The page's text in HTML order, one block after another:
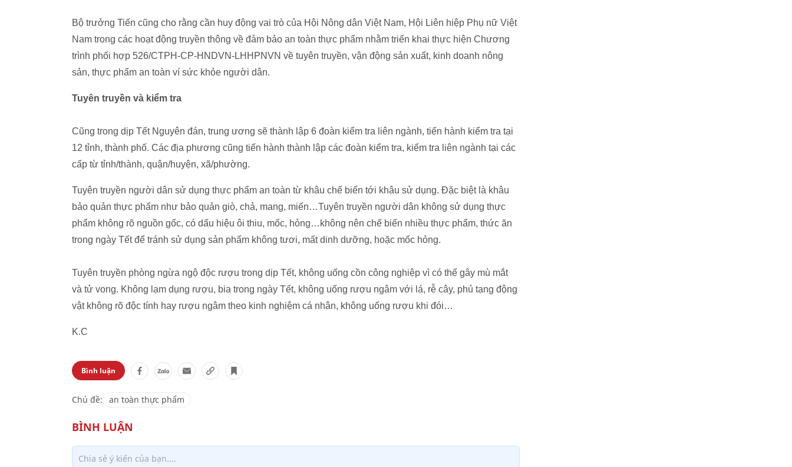
Bộ trưởng Tiến cũng cho rằng cần huy động vai trò của Hội Nông dân Việt Nam, Hội Liên hiệp Phụ nữ Việt
Nam trong các hoạt động truyền thông về đảm bảo an toàn thực phẩm nhằm triển khai thực hiện Chương
trình phối hợp 526/CTPH-CP-HNDVN-LHHPNVN về tuyên truyền, vận động sản xuất, kinh doanh nông
sản, thực phẩm an toàn ví sức khỏe người dân.
Tuyên truyền và kiểm tra
Cũng trong dịp Tết Nguyên đán, trung ương sẽ thành lập 6 đoàn kiểm tra liên ngành, tiến hành kiểm tra tại
12 tỉnh, thành phố. Các địa phương cũng tiến hành thành lập các đoàn kiểm tra, kiểm tra liên ngành tại các
cấp từ tỉnh/thành, quận/huyện, xã/phường.
Tuyên truyền người dân sử dụng thực phẩm an toàn từ khâu chế biến tới khâu sử dụng. Đặc biệt là khâu
bảo quản thực phẩm như bảo quản giò, chả, mang, miến…Tuyên truyền người dân không sử dụng thực
phẩm không rõ nguồn gốc, có dấu hiệu ôi thiu, mốc, hỏng…không nên chế biến nhiều thực phẩm, thức ăn
trong ngày Tết để tránh sử dụng sản phẩm không tươi, mất dinh dưỡng, hoặc mốc hỏng.
Tuyên truyền phòng ngừa ngộ độc rượu trong dịp Tết, không uống cồn công nghiệp vì có thể gây mù mắt
và tử vong. Không lạm dụng rượu, bia trong ngày Tết, không uống rượu ngâm với lá, rễ cây, phủ tạng động
vật không rõ độc tính hay rượu ngâm theo kinh nghiệm cá nhân, không uống rượu khi đói…
K.C
Bình luận
Chủ đề: an toàn thực phẩm